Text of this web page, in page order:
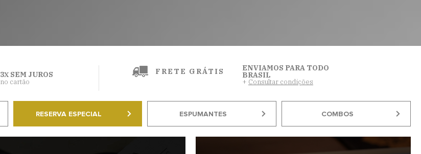
3X SEM JUROS
no cartão
FRETE GRÁTIS ENVIAMOS PARA TODO
BRASIL
+ Consultar condições
RESERVA ESPECIAL ESPUMANTES COMBOS